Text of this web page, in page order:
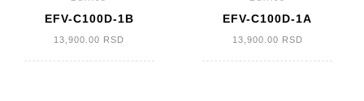
EFV-C100D-1B
13,900.00 RSD
EFV-C100D-1A
13,900.00 RSD